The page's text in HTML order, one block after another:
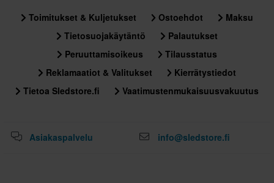
Toimitukset & Kuljetukset Ostoehdot
Maksu
Tietosuojakäytäntö
Palautukset
Peruuttamisoikeus
Tilausstatus
Reklamaatiot & Valitukset
Kierrätystiedot
Tietoa Sledstore.fi
Vaatimustenmukaisuusvakuutus
Asiakaspalvelu info@sledstore.fi